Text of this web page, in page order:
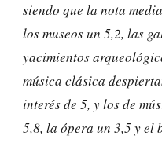
siendo que la nota
los museos un 5,2, las
yacimientos
música clásica
interés de 5, y los de
5,8, la ópera un 3,5 y el